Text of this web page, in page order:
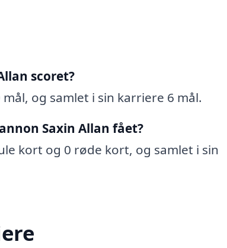
scoret?
og samlet i sin karriere 6 mål.
Saxin Allan fået?
kort og 0 røde kort, og samlet i sin